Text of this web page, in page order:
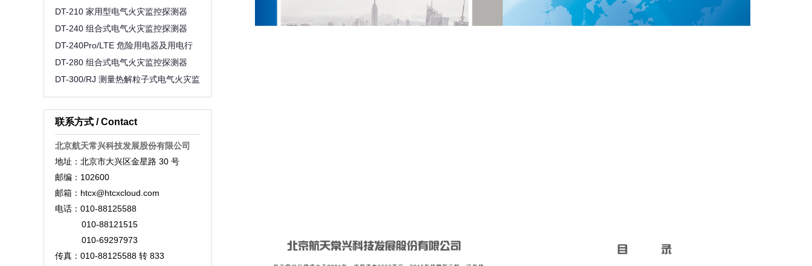
DT-210 家用型电气火灾监控探测器
DT-240 组合式电气火灾监控探测器
DT-240Pro/LTE 危险用电器及用电行
为监控探测器
DT-280 组合式电气火灾监控探测器
DT-300/RJ 测量热解粒子式电气火灾监
控探测器
联系方式 / Contact
北京航天常兴科技发展股份有限公司
地址：北京市大兴区金星路 30 号
邮编：102600
邮箱：htcx@htcxcloud.com
电话：010-88125588
010-88121515
010-69297973
传真：010-88125588​ 转 833